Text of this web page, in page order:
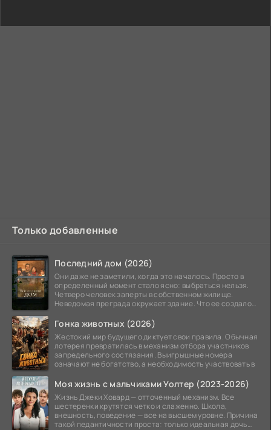
Только добавленные
Последний дом (2026)
Они даже не заметили, когда это началось. Просто в
определенный момент стало ясно: выбраться нельзя.
Четверо человек заперты в собственном жилище.
Неведомая преграда окружает здание. Что ее создало
Гонка животных (2026)
Жестокий мир будущего диктует свои правила. Обычная
лотерея превратилась в механизм отбора участников
запредельного состязания. Выигрышные номера
означают не богатство, а необходимость участвовать в
Моя жизнь с мальчиками Уолтер (2023-2026)
Жизнь Джеки Ховард — отточенный механизм. Все
шестеренки крутятся четко и слаженно. Школа,
внешность, поведение — все на высшем уровне. Причина
такой педантичности проста: только идеальная дочь